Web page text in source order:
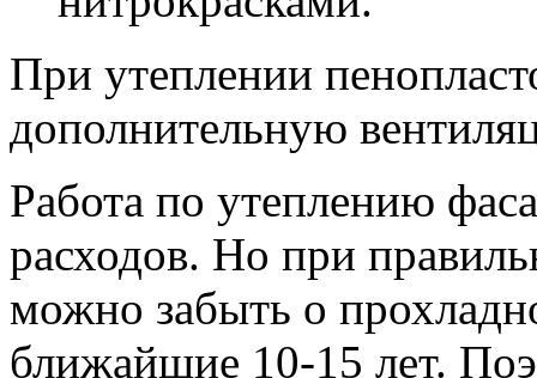
При утеплении
дополнительную
Работа по утеплению
расходов. Но при
можно забыть о
ближайшие 10-15 лет.